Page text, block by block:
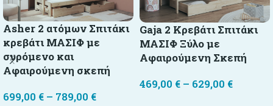
Asher 2 ατόμων Σπιτάκι
κρεβάτι ΜΑΣΙΦ με
συρόμενο και
Αφαιρούμενη σκεπή
699,00 € – 789,00 €
Gaja 2 Κρεβάτι Σπιτάκι
ΜΑΣΙΦ Ξύλο με
Αφαιρούμενη Σκεπή
469,00 € – 629,00 €